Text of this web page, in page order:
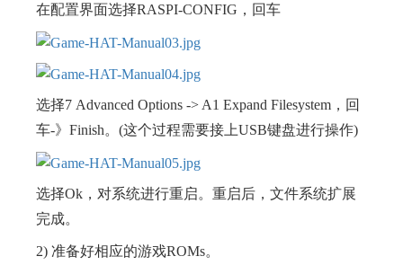
在配置界面选择RASPI-CONFIG，回车
选择7 Advanced Options -> A1 Expand Filesystem，回
车-》Finish。(这个过程需要接上USB键盘进行操作)
选择Ok，对系统进行重启。重启后，文件系统扩展
完成。
2) 准备好相应的游戏ROMs。